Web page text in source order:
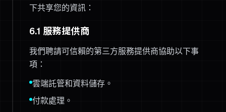
下共享您的資訊：
6.1 服務提供商
我們聘請可信賴的第三方服務提供商協助以下事
項：
雲端託管和資料儲存。
付款處理。